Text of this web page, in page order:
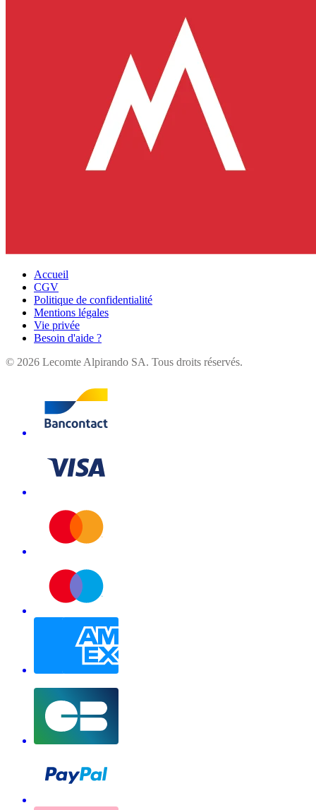
Accueil
CGV
Politique de confidentialité
Mentions légales
Vie privée
Besoin d'aide ?
© 2026 Lecomte Alpirando SA. Tous droits réservés.